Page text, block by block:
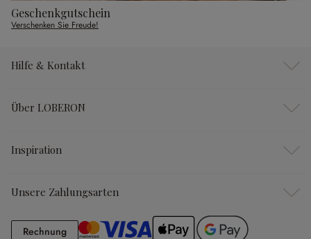
Geschenkgutschein
Verschenken Sie Freude!
Hilfe & Kontakt
Über LOBERON
Inspiration
Unsere Zahlungsarten
RechnungRechnung